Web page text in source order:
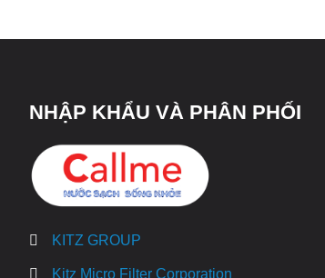
NHẬP KHẨU VÀ PHÂN PHỐI
KITZ GROUP
Kitz Micro Filter Corporation